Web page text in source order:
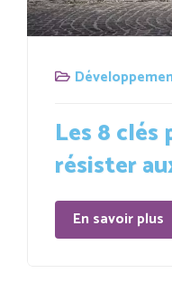
Les 8 clés
résister
En savoir plus